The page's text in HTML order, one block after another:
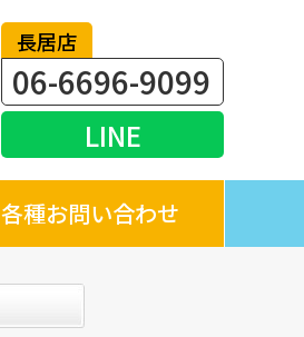
長居店
06-6696-9099
LINE
各種お問い合わせ